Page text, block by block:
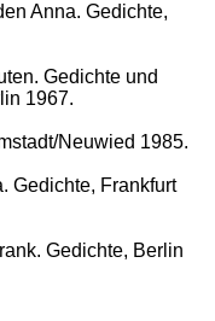
Anna. Gedichte,
Gedichte und
1967.
Neuwied 1985.
Gedichte, Frankfurt
Gedichte, Berlin